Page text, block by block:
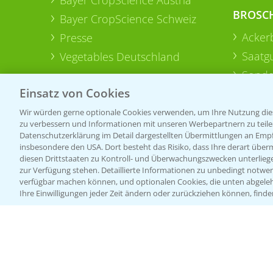
Bayer CropScience Schweiz
Presse
Vegetables Deutschland
Einsatz von Cookies
Wir würden gerne optionale Cookies verwenden, um Ihre Nutzung
zu verbessern und Informationen mit unseren Werbepartnern zu
Datenschutzerklärung im Detail dargestellten Übermittlungen an
insbesondere den USA. Dort besteht das Risiko, dass Ihre derart
diesen Drittstaaten zu Kontroll- und Überwachungszwecken
zur Verfügung stehen. Detaillierte Informationen zu unbedingt
verfügbar machen können, und optionalen Cookies, die unten
Ihre Einwilligungen jeder Zeit ändern oder zurückziehen können,